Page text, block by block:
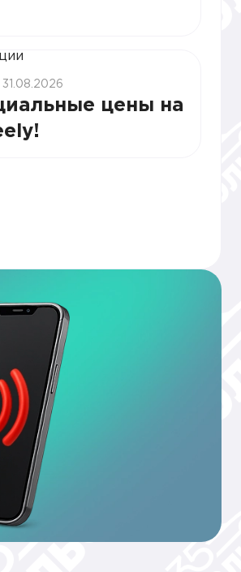
31.08.2026
цены на